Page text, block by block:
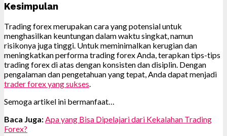
Kesimpulan
Trading forex merupakan cara yang potensial untuk
menghasilkan keuntungan dalam waktu singkat, namun
risikonya juga tinggi. Untuk meminimalkan kerugian dan
meningkatkan performa trading forex Anda, terapkan tips-tips
trading forex di atas dengan konsisten dan disiplin. Dengan
pengalaman dan pengetahuan yang tepat, Anda dapat menjadi
trader forex yang sukses.
Semoga artikel ini bermanfaat…
Baca Juga:Apa yang Bisa Dipelajari dari Kekalahan Trading
Forex?